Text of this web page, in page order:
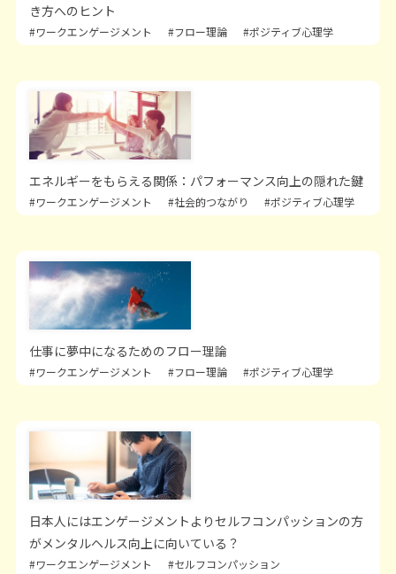
き方へのヒント
#ワークエンゲージメント #フロー理論 #ポジティブ心理学
エネルギーをもらえる関係：パフォーマンス向上の隠れた鍵
#ワークエンゲージメント #社会的つながり #ポジティブ心理学
仕事に夢中になるためのフロー理論
#ワークエンゲージメント #フロー理論 #ポジティブ心理学
日本人にはエンゲージメントよりセルフコンパッションの方
がメンタルヘルス向上に向いている？
#ワークエンゲージメント
#セルフコンパッション